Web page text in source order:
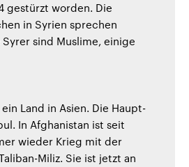
gestürzt worden. Die
in Syrien sprechen
sind Muslime, einige
Land in Asien. Die Haupt-
In Afghanistan ist seit
wieder Krieg mit der
Miliz. Sie ist jetzt an